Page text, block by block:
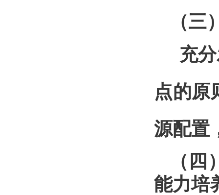
（
充
点的原
源配置
（
能力培